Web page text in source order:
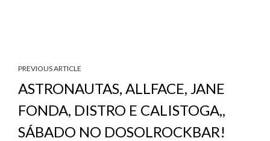
PREVIOUS ARTICLE
ASTRONAUTAS, ALLFACE, JANE
FONDA, DISTRO E CALISTOGA,,
SÁBADO NO DOSOLROCKBAR!